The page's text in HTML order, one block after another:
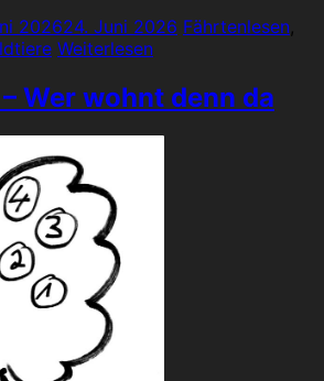
202624. Juni 2026 Fährtenlesen,
Weiterlesen
Wer wohnt denn da